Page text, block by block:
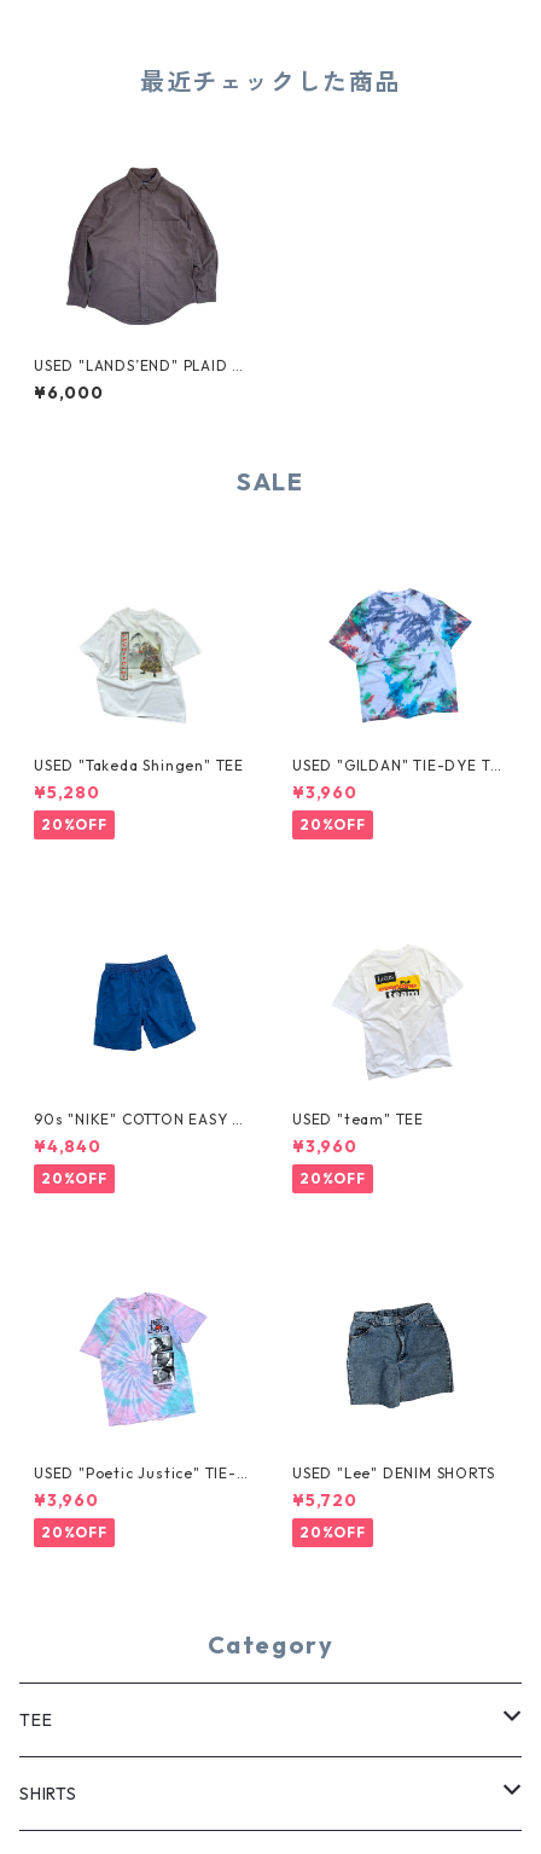
最近チェックした商品
USED "LANDS’END" PLAID S
HIRT
¥6,000
SALE
USED "Takeda Shingen" TEE
¥5,280
20%OFF
USED "GILDAN" TIE-DYE TE
E
¥3,960
20%OFF
90s "NIKE" COTTON EASY S
HORTS
¥4,840
20%OFF
USED "team" TEE
¥3,960
20%OFF
USED "Poetic Justice" TIE-D
YE TEE
¥3,960
20%OFF
USED "Lee" DENIM SHORTS
¥5,720
20%OFF
Category
TEE
SHORT SLEEVE
SHIRTS